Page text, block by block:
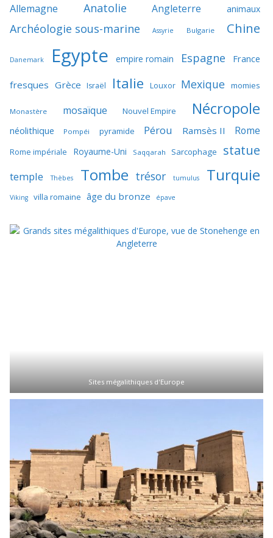
Allemagne Anatolie Angleterre animaux
Archéologie sous-marine Assyrie Bulgarie Chine
Danemark Egypte empire romain Espagne France
fresques Grèce Israël Italie Louxor Mexique momies
Monastère mosaïque Nouvel Empire Nécropole
néolithique Pompéi pyramide Pérou Ramsès II Rome
Rome impériale Royaume-Uni Saqqarah Sarcophage statue
temple Thèbes Tombe trésor tumulus Turquie
Viking villa romaine âge du bronze épave
Sites mégalithiques d'Europe